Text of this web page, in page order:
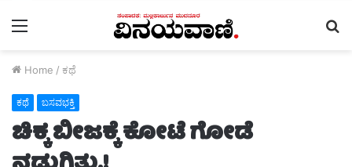
Menu
Home / ಕಥೆ
ಕಥೆ ಬಸವಭಕ್ತಿ
ಚಿಕ್ಕ ಬೀಜಕ್ಕೆ ಕೋಟೆ ಗೋಡೆ